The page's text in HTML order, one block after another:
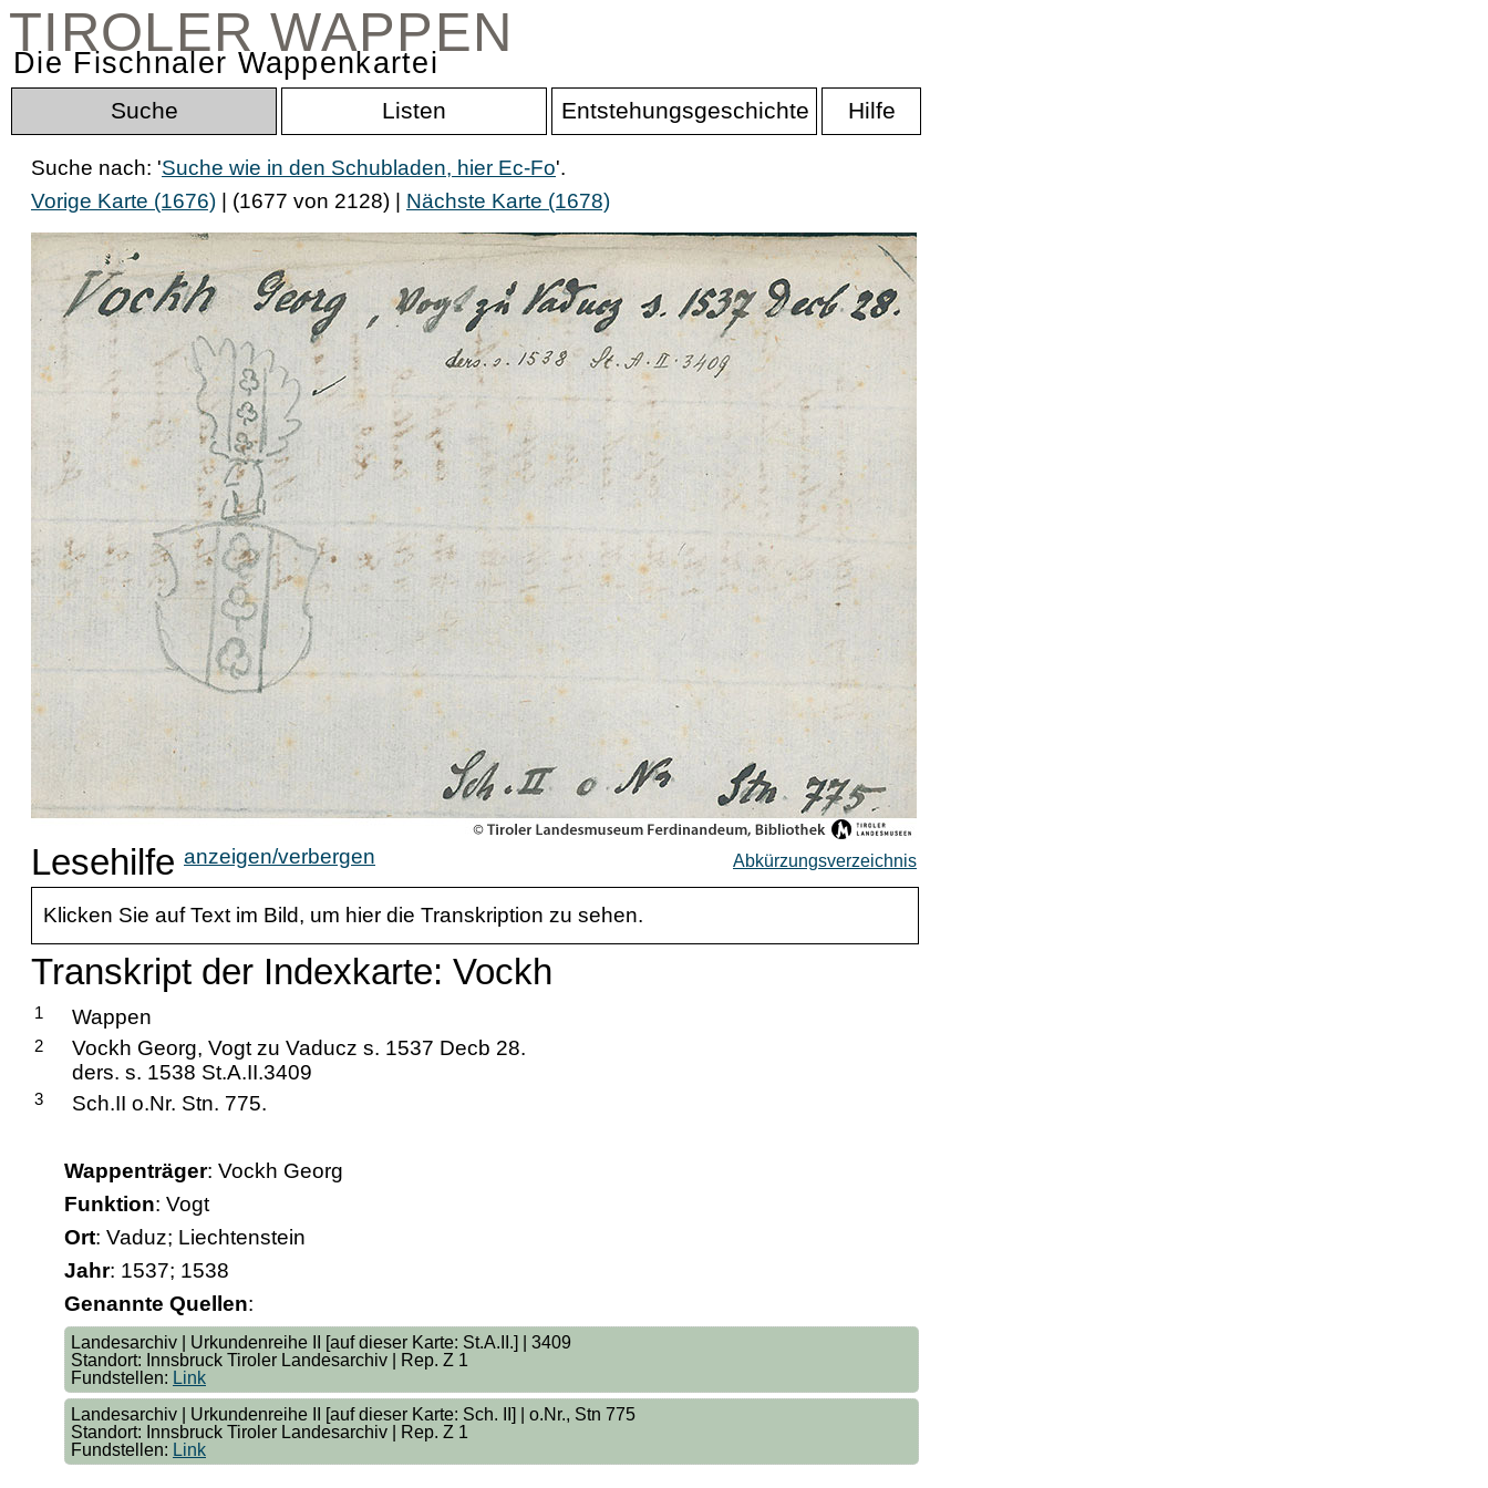
TIROLER WAPPEN
Die Fischnaler Wappenkartei
Suche Listen Entstehungsgeschichte Hilfe
Suche nach: 'Suche wie in den Schubladen, hier Ec-Fo'.
Vorige Karte (1676) | (1677 von 2128) | Nächste Karte (1678)
Lesehilfe anzeigen/verbergen Abkürzungsverzeichnis
Klicken Sie auf Text im Bild, um hier die Transkription zu sehen.
Transkript der Indexkarte: Vockh
1 Wappen
2
Vockh Georg, Vogt zu Vaducz s. 1537 Decb 28.
ders. s. 1538 St.A.II.3409
3 Sch.II o.Nr. Stn. 775.
Wappenträger: Vockh Georg
Funktion: Vogt
Ort: Vaduz; Liechtenstein
Jahr: 1537; 1538
Genannte Quellen:
Landesarchiv | Urkundenreihe II [auf dieser Karte: St.A.II.] | 3409
Standort: Innsbruck Tiroler Landesarchiv | Rep. Z 1
Fundstellen: Link
Landesarchiv | Urkundenreihe II [auf dieser Karte: Sch. II] | o.Nr., Stn 775
Standort: Innsbruck Tiroler Landesarchiv | Rep. Z 1
Fundstellen: Link